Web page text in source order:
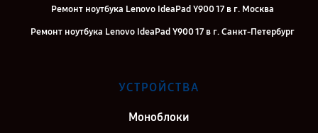
Ремонт ноутбука Lenovo IdeaPad Y900 17 в г. Москва
Ремонт ноутбука Lenovo IdeaPad Y900 17 в г. Санкт-Петербург
УСТРОЙСТВА
Моноблоки